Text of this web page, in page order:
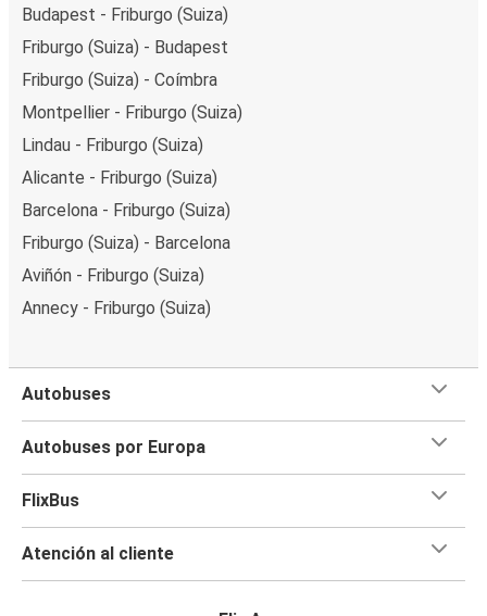
Budapest - Friburgo (Suiza)
Friburgo (Suiza) - Budapest
Friburgo (Suiza) - Coímbra
Montpellier - Friburgo (Suiza)
Lindau - Friburgo (Suiza)
Alicante - Friburgo (Suiza)
Barcelona - Friburgo (Suiza)
Friburgo (Suiza) - Barcelona
Aviñón - Friburgo (Suiza)
Annecy - Friburgo (Suiza)
Autobuses
Autobuses por Europa
FlixBus
Atención al cliente